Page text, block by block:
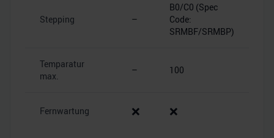
Stepping –
B0/C0 (Spec
Code:
SRMBF/SRMBP)
Temparatur
max.
– 100
Fernwartung ❌ ❌